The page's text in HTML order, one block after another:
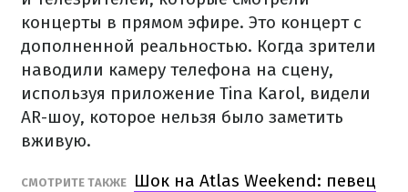
концерты в прямом эфире. Это концерт с
дополненной реальностью. Когда зрители
наводили камеру телефона на сцену,
используя приложение Tina Karol, видели
AR-шоу, которое нельзя было заметить
вживую.
СМОТРИТЕ ТАКЖЕ
Шок на Atlas Weekend: певец